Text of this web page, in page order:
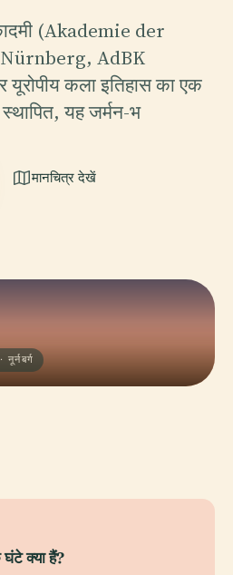
(Akademie der
AdBK
कला इतिहास का एक
यह जर्मन-भ
मानचित्र देखें
क्या हैं?